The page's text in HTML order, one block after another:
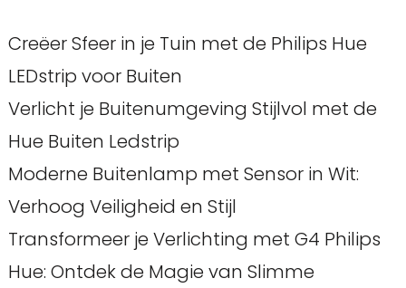
Creëer Sfeer in je Tuin met de Philips Hue
LEDstrip voor Buiten
Verlicht je Buitenumgeving Stijlvol met de
Hue Buiten Ledstrip
Moderne Buitenlamp met Sensor in Wit:
Verhoog Veiligheid en Stijl
Transformeer je Verlichting met G4 Philips
Hue: Ontdek de Magie van Slimme